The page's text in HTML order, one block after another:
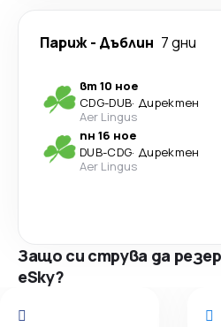
Париж- Дъблин 7 дни
вт 10 ное
CDG-DUB· Директен
Aer Lingus
пн 16 ное
DUB-CDG· Директен
Aer Lingus
Защо си струва да
eSky?